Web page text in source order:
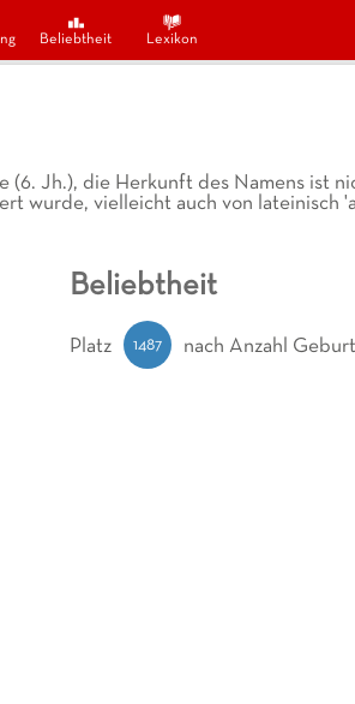
Beliebtheit Lexikon
Jh.), die Herkunft des Namens ist
wurde, vielleicht auch von lateinisch
Beliebtheit
Platz 1487 nach Anzahl